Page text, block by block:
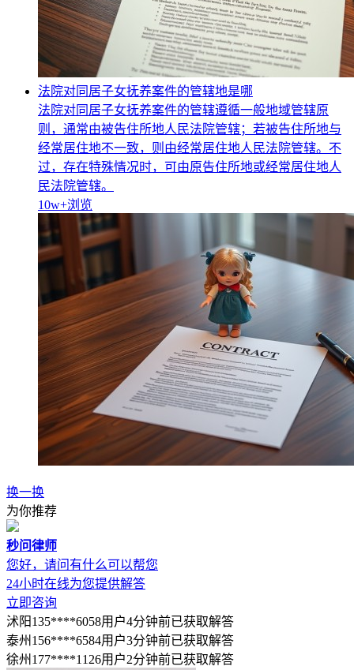
法院对同居子女抚养案件的管辖地是哪
法院对同居子女抚养案件的管辖遵循一般地域管辖原
则，通常由被告住所地人民法院管辖；若被告住所地与
经常居住地不一致，则由经常居住地人民法院管辖。不
过，存在特殊情况时，可由原告住所地或经常居住地人
民法院管辖。
10w+浏览
换一换
为你推荐
秒问律师
您好，请问有什么可以帮您
24小时在线为您提供解答
立即咨询
沭阳135****6058用户4分钟前已获取解答
泰州156****6584用户3分钟前已获取解答
徐州177****1126用户2分钟前已获取解答